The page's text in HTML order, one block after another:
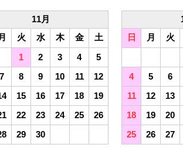
11月
月 火 水 木 金
土
1
2 3 4
5
7 8 9 10 11
12
15 16 17 18
19
22 23 24 25
26
29 30
日
月 火
4
5 6
11
12 13
18
19 20
25
26 27